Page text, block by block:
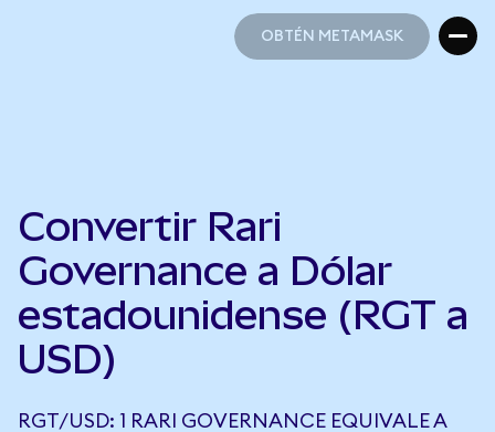
OBTÉN METAMASK
Convertir Rari
Governance a Dólar
estadounidense (RGT a
USD)
RGT/USD: 1 RARI GOVERNANCE EQUIVALE A